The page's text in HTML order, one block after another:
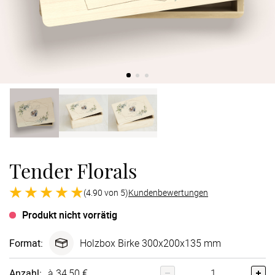
Tender Florals
(4.90 von 5)Kundenbewertungen
Produkt nicht vorrätig
Format: Holzbox Birke 300x200x135 mm